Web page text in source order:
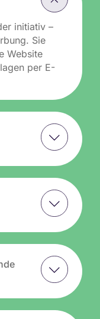
initiativ –
Sie
Website
per E-